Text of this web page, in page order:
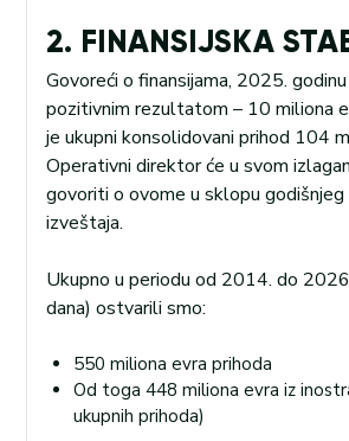
2. FINANSIJSKA
Govoreći o finansijama, 2025.
pozitivnim rezultatom – 10 miliona
je ukupni konsolidovani prihod 104
Operativni direktor će u svom
govoriti o ovome u sklopu godišnjeg
izveštaja.
Ukupno u periodu od 2014. do
dana) ostvarili smo:
550 miliona evra prihoda
Od toga 448 miliona evra iz
ukupnih prihoda)